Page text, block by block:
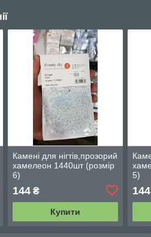
Камені для нігтів,прозорий
хамелеон 1440шт (розмір
6)
144₴
Купити
5)
144